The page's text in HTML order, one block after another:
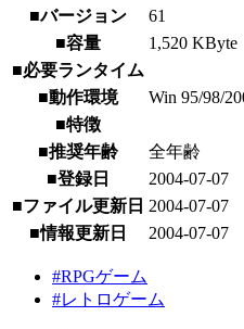
■バージョン
61
■容量
1,520 KByte
■必要ランタイム
■動作環境
Win 95/98/
■特徴
■推奨年齢
全年齢
■登録日
2004-07-07
■ファイル更新日 2004-07-07
■情報更新日
2004-07-07
#RPGゲーム
#レトロゲーム